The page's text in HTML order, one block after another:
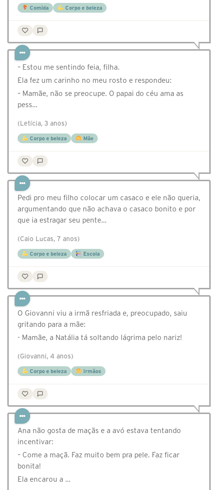
Comida Corpo e beleza
– Estou me sentindo feia, filha.
Ela fez um carinho no meu rosto e respondeu:
– Mamãe, não se preocupe. O papai do céu ama as
pess…
(Letícia, 3 anos)
Corpo e beleza Mãe
Pedi pro meu filho colocar um casaco e ele não queria,
argumentando que não achava o casaco bonito e por
que ia estragar seu pente…
(Caio Lucas, 7 anos)
Corpo e beleza Escola
O Giovanni viu a irmã resfriada e, preocupado, saiu
gritando para a mãe:
- Mamãe, a Natália tá soltando lágrima pelo nariz!
(Giovanni, 4 anos)
Corpo e beleza Irmãos
Ana não gosta de maçãs e a avó estava tentando
incentivar:
– Come a maçã. Faz muito bem pra pele. Faz ficar
bonita!
Ela encarou a …